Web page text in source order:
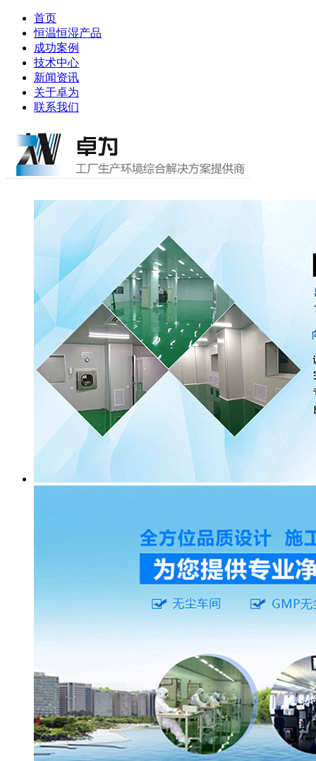
首页
恒温恒湿产品
成功案例
技术中心
新闻资讯
关于卓为
联系我们